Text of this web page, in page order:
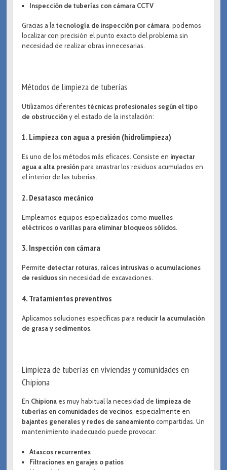
Inspección de tuberías con cámara CCTV
Gracias a latecnología de inspección por cámara, podemos
localizar con precisión el punto exacto del problema sin
necesidad de realizar obras innecesarias.
Métodos de limpieza de tuberías
Utilizamos diferentestécnicas profesionales según el tipo
de obstruccióny el estado de la instalación:
1. Limpieza con agua a presión (hidrolimpieza)
Es uno de los métodos más eficaces. Consiste en inyectar
agua a alta presiónpara arrastrar los residuos acumulados en
el interior de las tuberías.
2. Desatasco mecánico
Empleamos equipos especializados como muelles
eléctricos o varillas para eliminar bloqueos sólidos.
3. Inspección con cámara
Permite detectar roturas, raíces intrusivas o acumulaciones
de residuossin necesidad de excavaciones.
4. Tratamientos preventivos
Aplicamos soluciones específicas para reducir la acumulación
de grasa y sedimentos.
Limpieza de tuberías en viviendas y comunidades en
Chipiona
En Chipiona es muy habitual la necesidad de limpieza de
tuberías en comunidades de vecinos, especialmente en
bajantes generales y redes de saneamientocompartidas. Un
mantenimiento inadecuado puede provocar:
Atascos recurrentes
Filtraciones en garajes o patios